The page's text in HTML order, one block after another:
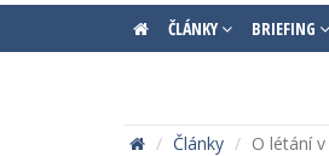
ČLÁNKY BRIEFING
Články O létání